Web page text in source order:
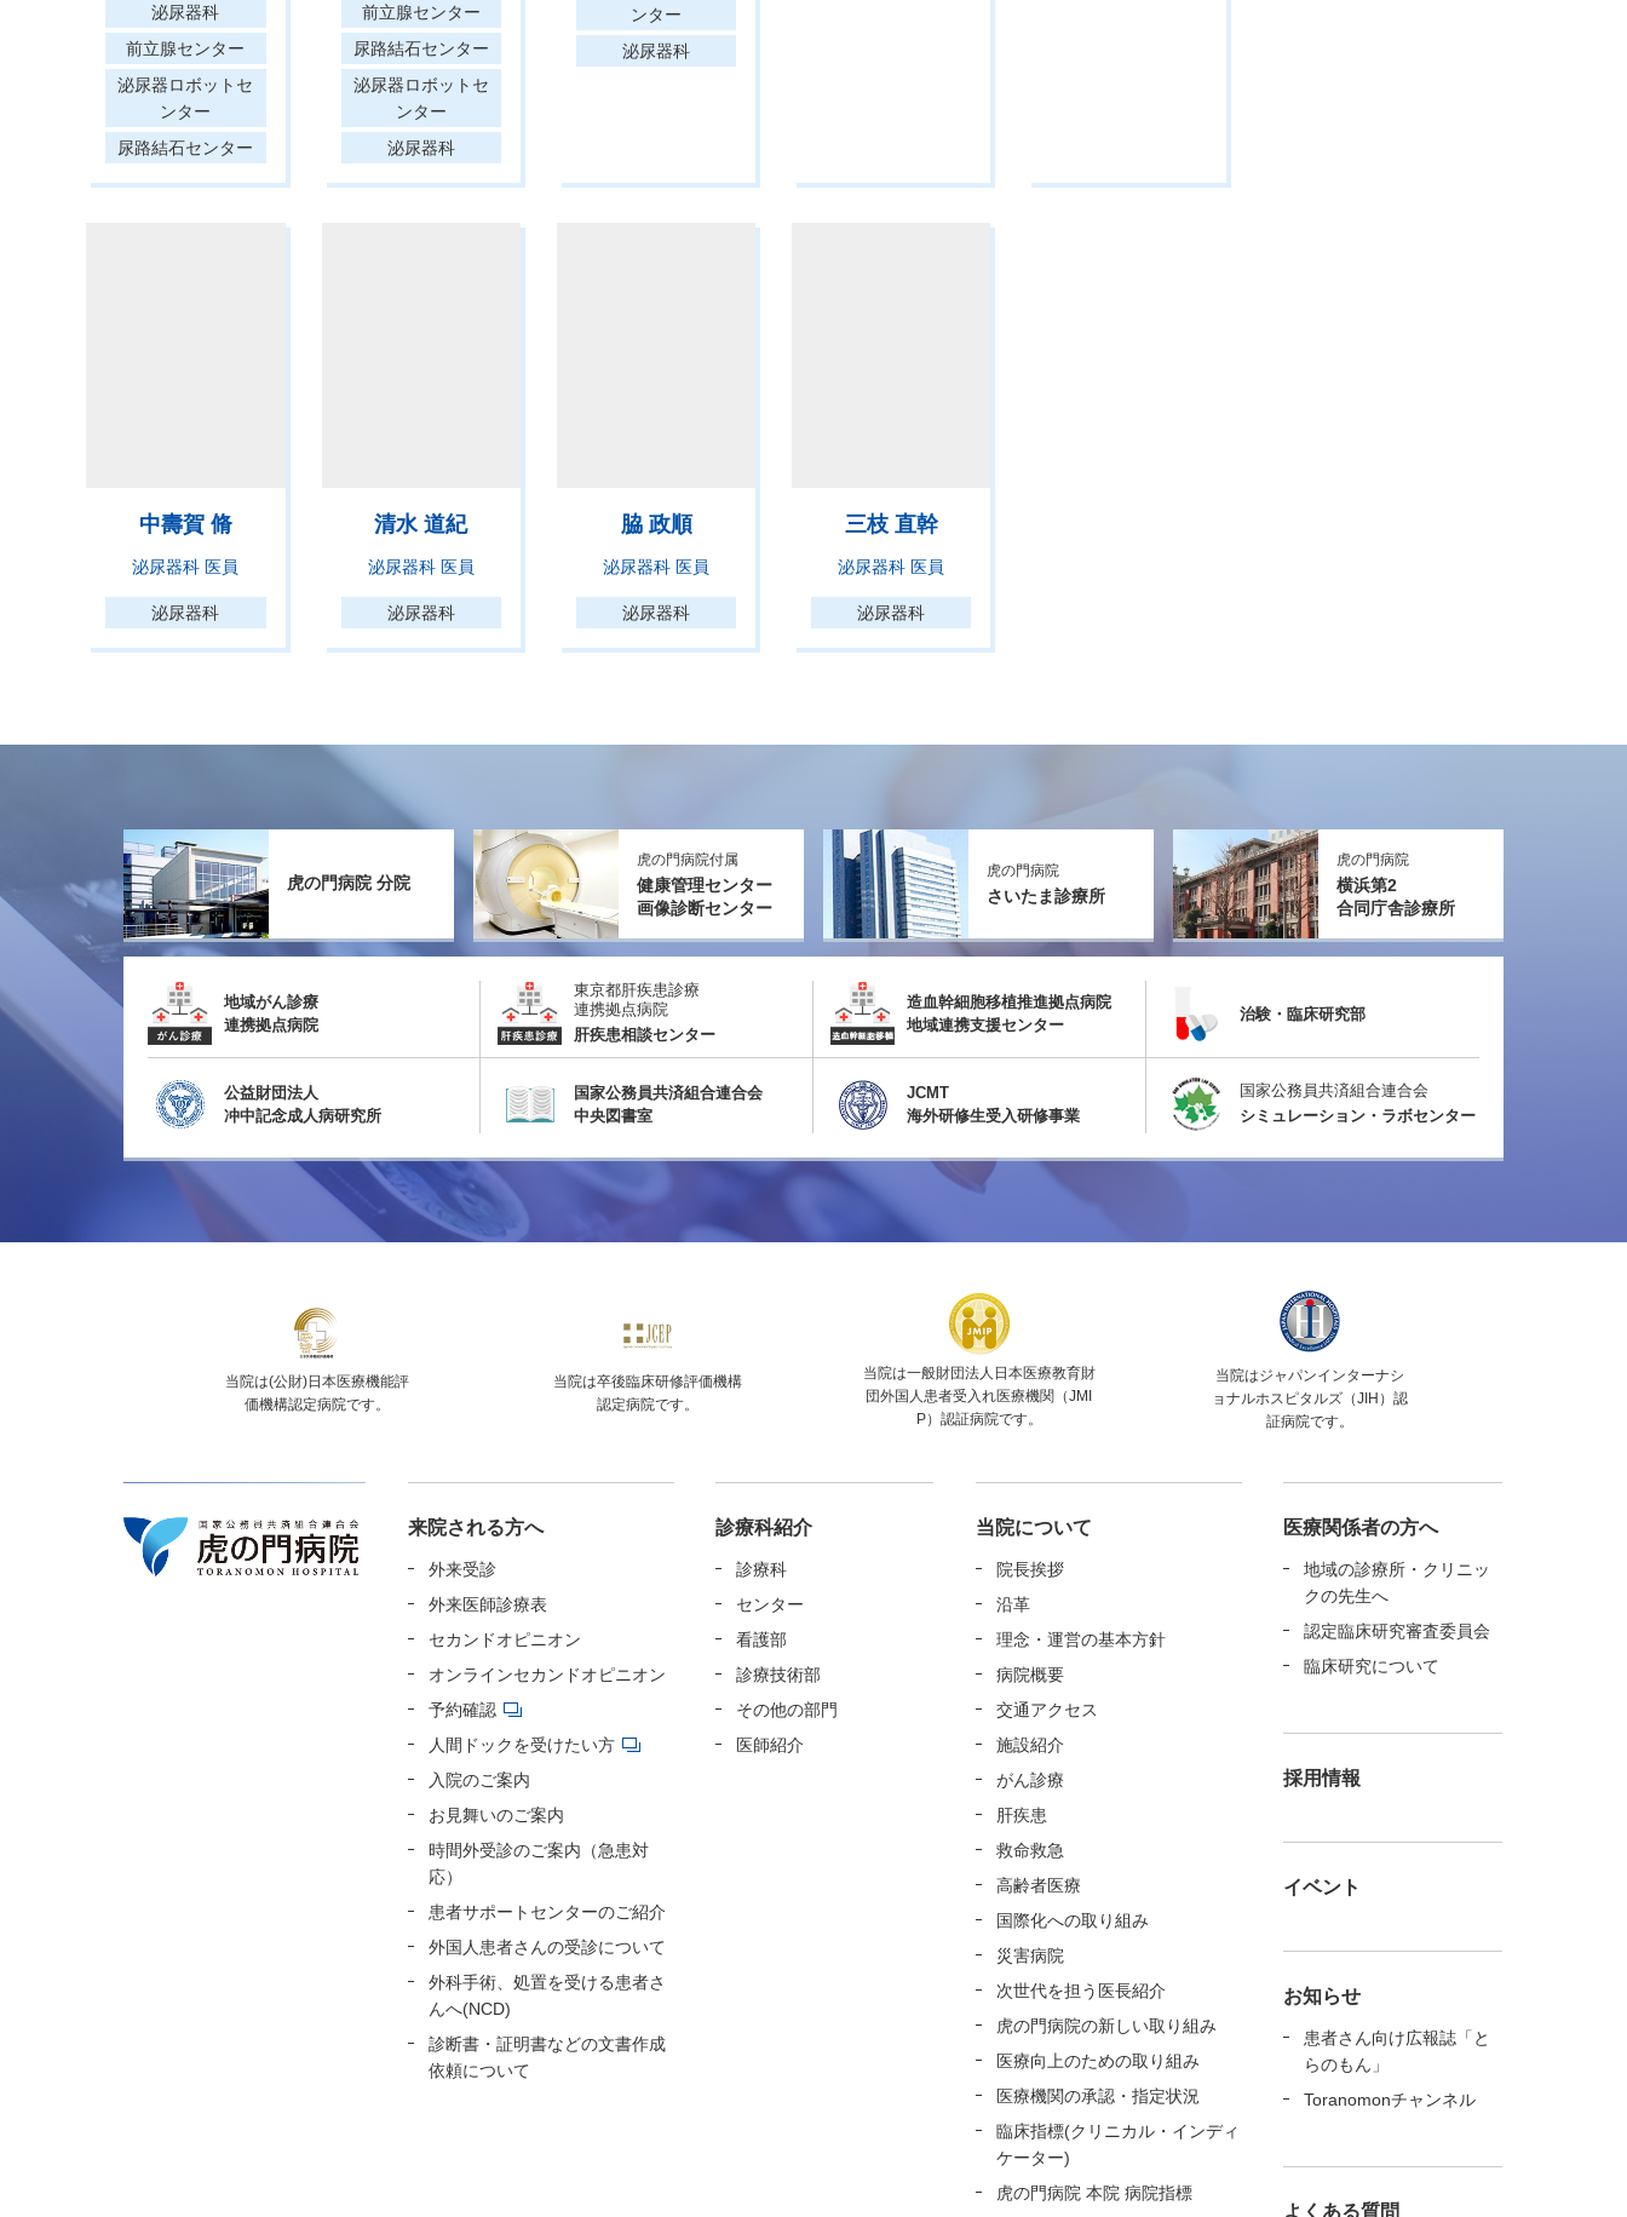
泌尿器科
前立腺センター
泌尿器ロボットセ
ンター
尿路結石センター
前立腺センター
尿路結石センター
泌尿器ロボットセ
ンター
泌尿器科
ンター
泌尿器科
中壽賀 脩
泌尿器科 医員
泌尿器科
清水 道紀
泌尿器科 医員
泌尿器科
脇 政順
泌尿器科 医員
泌尿器科
三枝 直幹
泌尿器科 医員
泌尿器科
虎の門病院 分院
虎の門病院付属
健康管理センター
画像診断センター
虎の門病院
さいたま診療所
虎の門病院
横浜第2
合同庁舎診療所
地域がん診療
連携拠点病院
東京都肝疾患診療
連携拠点病院
肝疾患相談センター
造血幹細胞移植推進拠点病院
地域連携支援センター
治験・臨床研究部
公益財団法人
冲中記念成人病研究所
国家公務員共済組合連合会
中央図書室
JCMT
海外研修生受入研修事業
国家公務員共済組合連合会
シミュレーション・ラボセンター
当院は(公財)日本医療機能評
価機構認定病院です。
当院は卒後臨床研修評価機構
認定病院です。
当院は一般財団法人日本医療教育財
団外国人患者受入れ医療機関（JMI
P）認証病院です。
当院はジャパンインターナシ
ョナルホスピタルズ（JIH）認
証病院です。
来院される方へ
外来受診
外来医師診療表
セカンドオピニオン
オンラインセカンドオピニオン
予約確認
人間ドックを受けたい方
入院のご案内
お見舞いのご案内
時間外受診のご案内（急患対
応）
患者サポートセンターのご紹介
外国人患者さんの受診について
外科手術、処置を受ける患者さ
んへ(NCD)
診断書・証明書などの文書作成
依頼について
診療科紹介
診療科
センター
看護部
診療技術部
その他の部門
医師紹介
当院について
院長挨拶
沿革
理念・運営の基本方針
病院概要
交通アクセス
施設紹介
がん診療
肝疾患
救命救急
高齢者医療
国際化への取り組み
災害病院
次世代を担う医長紹介
虎の門病院の新しい取り組み
医療向上のための取り組み
医療機関の承認・指定状況
臨床指標(クリニカル・インディ
ケーター)
虎の門病院 本院 病院指標
医療関係者の方へ
地域の診療所・クリニッ
クの先生へ
認定臨床研究審査委員会
臨床研究について
採用情報
イベント
お知らせ
患者さん向け広報誌「と
らのもん」
Toranomonチャンネル
よくある質問